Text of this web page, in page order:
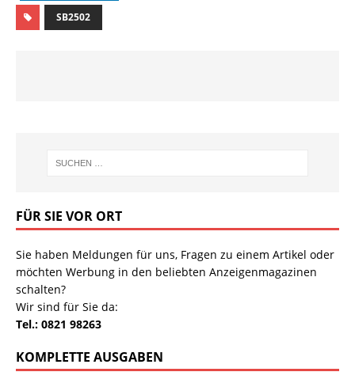
SB2502
FÜR SIE VOR ORT
Sie haben Meldungen für uns, Fragen zu einem Artikel oder
möchten Werbung in den beliebten Anzeigenmagazinen
schalten?
Wir sind für Sie da:
Tel.: 0821 98263
KOMPLETTE AUSGABEN